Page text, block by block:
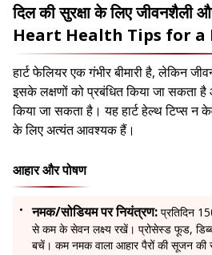
दिल की सुरक्षा के लिए जीवनशैली
Heart Health Tips for a
हार्ट फेलियर एक गंभीर बीमारी है, लेकिन
इसके लक्षणों को प्रबंधित किया जा सकता
किया जा सकता है। यह हार्ट हेल्थ टिप्स न
के लिए अत्यंत आवश्यक हैं।
आहार और पोषण
नमक/सोडियम पर नियंत्रण: प्रतिदिन
से कम के सेवन लक्ष्य रखें। प्रोसेस्ड फूड,
बचें। कम नमक वाला आहार पैरों की सूजन की